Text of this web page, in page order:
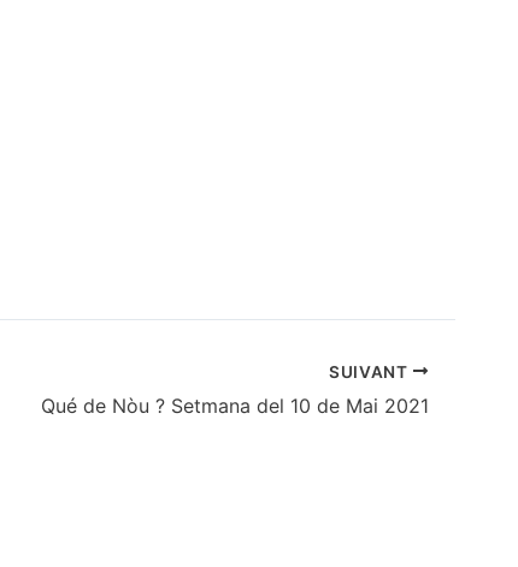
SUIVANT
Qué de Nòu ? Setmana del 10 de Mai 2021